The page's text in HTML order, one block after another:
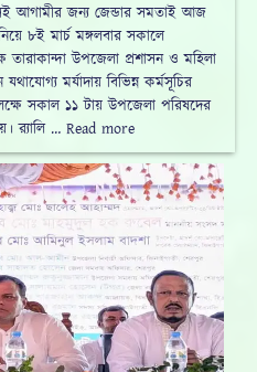
আগামীর জন্য জেন্ডার সমতাই আজ
৮ই মার্চ মঙ্গলবার সকালে
উপজেলা প্রশাসন ও মহিলা
মর্যাদায় বিভিন্ন কর্মসূচির
সকাল ১১ টায় উপজেলা পরিষদের
র‌্যালি … Read more